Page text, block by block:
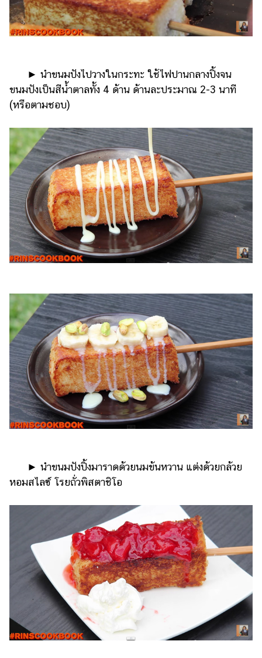
​​ ►​ ​นำขนมปังไปวางในกระทะ ใช้ไฟปานกลางปิ้งจน
ขนมปังเป็นสีน้ำตาลทั้ง 4 ด้าน ด้านละประมาณ 2-3 นาที
(หรือตามชอบ)
​​ ►​ ​นำขนมปังปิ้งมาราดด้วยนมข้นหวาน แต่งด้วยกล้วย
หอมสไลซ์ โรยถั่วพิสตาชิโอ